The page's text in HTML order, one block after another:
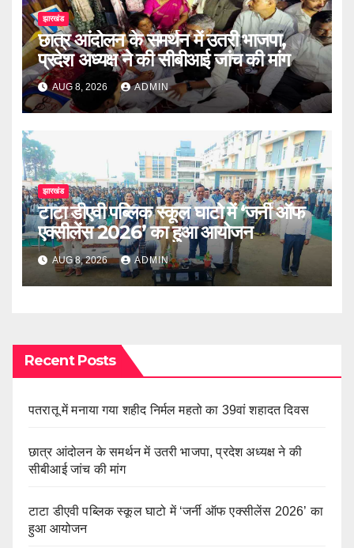
झारखंड
छात्र आंदोलन के समर्थन में उतरी भाजपा,
प्रदेश अध्यक्ष ने की सीबीआई जांच की मांग
AUG 8, 2026 ADMIN
झारखंड
टाटा डीएवी पब्लिक स्कूल घाटो में ‘जर्नी ऑफ
एक्सीलेंस 2026’ का हुआ आयोजन
AUG 8, 2026 ADMIN
Recent Posts
पतरातू में मनाया गया शहीद निर्मल महतो का 39वां शहादत दिवस
छात्र आंदोलन के समर्थन में उतरी भाजपा, प्रदेश अध्यक्ष ने की
सीबीआई जांच की मांग
टाटा डीएवी पब्लिक स्कूल घाटो में ‘जर्नी ऑफ एक्सीलेंस 2026’ का
हुआ आयोजन